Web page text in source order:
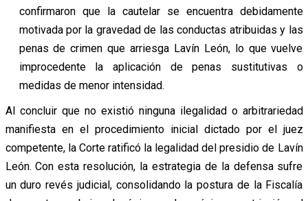
confirmaron que la cautelar se encuentra debidamente
motivada por la gravedad de las conductas atribuidas y las
penas de crimen que arriesga Lavín León, lo que vuelve
improcedente la aplicación de penas sustitutivas o
medidas de menor intensidad.
Al concluir que no existió ninguna ilegalidad o arbitrariedad
manifiesta en el procedimiento inicial dictado por el juez
competente, la Corte ratificó la legalidad del presidio de Lavín
León. Con esta resolución, la estrategia de la defensa sufre
un duro revés judicial, consolidando la postura de la Fiscalía